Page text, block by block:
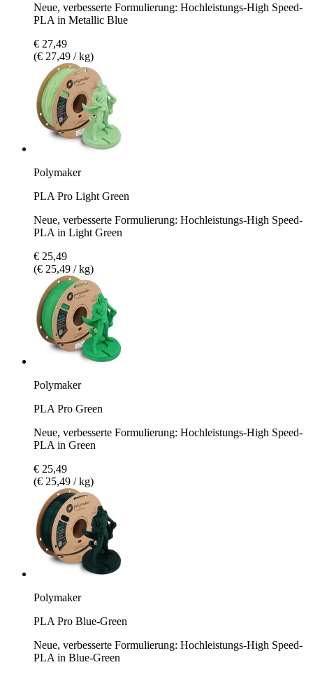
Neue, verbesserte Formulierung: Hochleistungs-High Speed-
PLA in Metallic Blue
€ 27,49
(€ 27,49 / kg)
Polymaker
PLA Pro Light Green
Neue, verbesserte Formulierung: Hochleistungs-High Speed-
PLA in Light Green
€ 25,49
(€ 25,49 / kg)
Polymaker
PLA Pro Green
Neue, verbesserte Formulierung: Hochleistungs-High Speed-
PLA in Green
€ 25,49
(€ 25,49 / kg)
Polymaker
PLA Pro Blue-Green
Neue, verbesserte Formulierung: Hochleistungs-High Speed-
PLA in Blue-Green